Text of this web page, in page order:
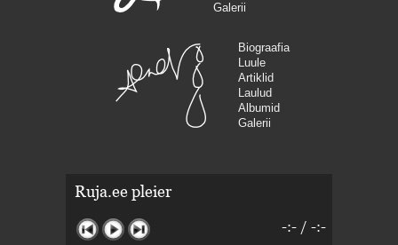
Galerii
Biograafia
Luule
Artiklid
Laulud
Albumid
Galerii
Ruja.ee pleier
-:- / -:-